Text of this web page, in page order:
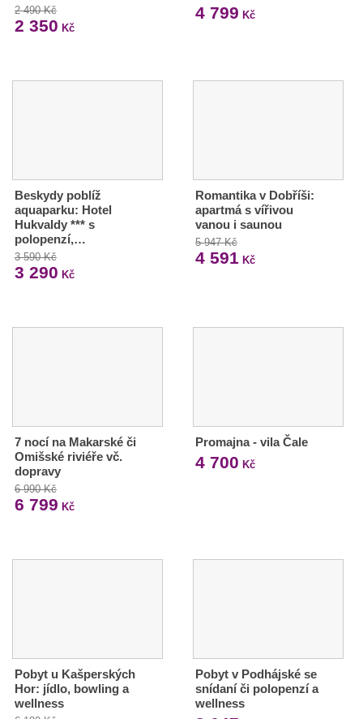
2 490 Kč
2 350 Kč
4 799 Kč
Beskydy poblíž
aquaparku: Hotel
Hukvaldy *** s
polopenzí,…
3 590 Kč
3 290 Kč
Romantika v Dobříši:
apartmá s vířivou
vanou i saunou
5 947 Kč
4 591 Kč
7 nocí na Makarské či
Omišské riviéře vč.
dopravy
6 990 Kč
6 799 Kč
Promajna - vila Čale
4 700 Kč
Pobyt u Kašperských
Hor: jídlo, bowling a
wellness
Pobyt v Podhájské se
snídaní či polopenzí a
wellness